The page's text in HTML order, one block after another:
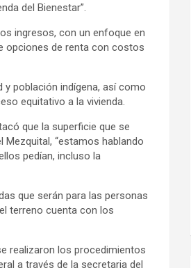
del Bienestar”.
ingresos, con un enfoque en
opciones de renta con costos
población indígena, así como
equitativo a la vivienda.
que la superficie que se
Mezquital, “estamos hablando
pedían, incluso la
que serán para las personas
terreno cuenta con los
realizaron los procedimientos
a través de la secretaria del